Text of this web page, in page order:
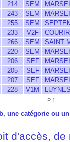
214 SEM
243 SEM
255 SEM
233 V2F
266 SEM
SAINT
220 SEM
206 SEF
205 SEF
207 SEF
228 V1M LUYNES
P 1
une catégorie ou
d'accès,